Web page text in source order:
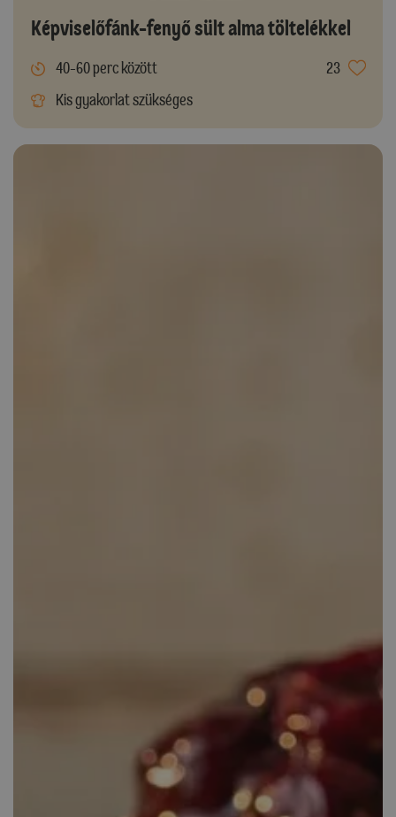
Képviselőfánk-fenyő sült alma töltelékkel
40-60 perc között
23
Kis gyakorlat szükséges